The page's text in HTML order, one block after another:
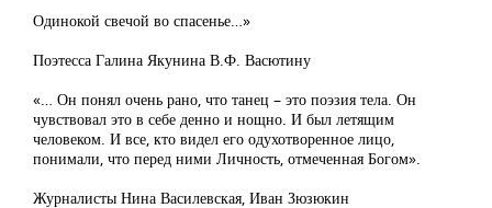
Одинокой свечой во спасенье…»
Поэтесса Галина Якунина В.Ф. Васютину
«… Он понял очень рано, что танец – это поэзия тела. Он
чувствовал это в себе денно и нощно. И был летящим
человеком. И все, кто видел его одухотворенное лицо,
понимали, что перед ними Личность, отмеченная Богом».
Журналисты Нина Василевская, Иван Зюзюкин